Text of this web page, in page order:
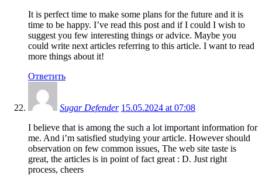
It is perfect time to make some plans for the future and it is
time to be happy. I’ve read this post and if I could I wish to
suggest you few interesting things or advice. Maybe you
could write next articles referring to this article. I want to read
more things about it!
Ответить
Sugar Defender 15.05.2024 at 07:08
I believe that is among the such a lot important information for
me. And i’m satisfied studying your article. However should
observation on few common issues, The web site taste is
great, the articles is in point of fact great : D. Just right
process, cheers